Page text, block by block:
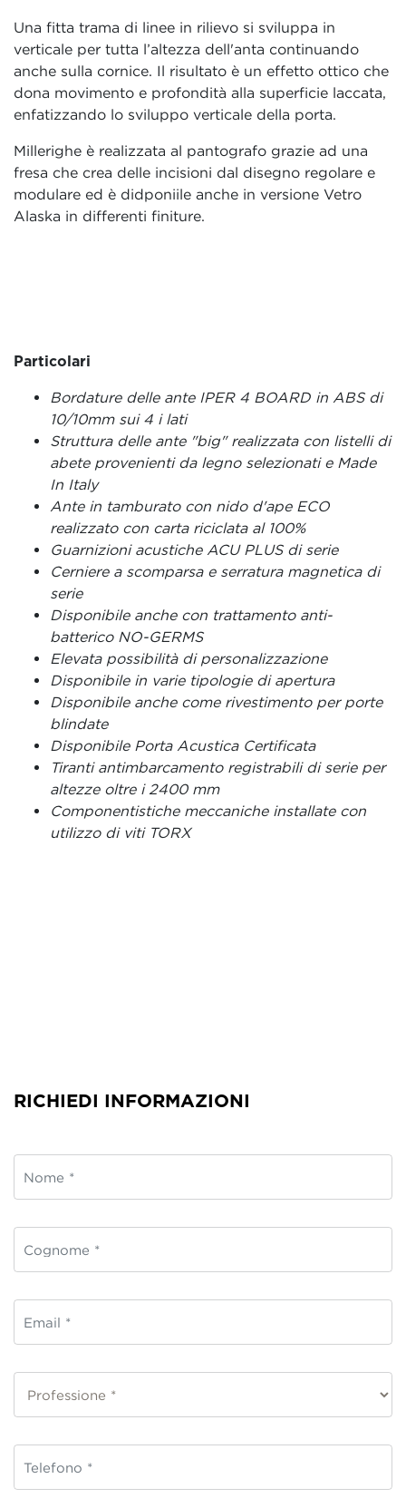
Una fitta trama di linee in rilievo si sviluppa in
verticale per tutta l’altezza dell'anta continuando
anche sulla cornice. Il risultato è un effetto ottico che
dona movimento e profondità alla superficie laccata,
enfatizzando lo sviluppo verticale della porta.
Millerighe è realizzata al pantografo grazie ad una
fresa che crea delle incisioni dal disegno regolare e
modulare ed è didponiile anche in versione Vetro
Alaska in differenti finiture.
Particolari
Bordature delle ante IPER 4 BOARD in ABS di
10/10mm sui 4 i lati
Struttura delle ante "big" realizzata con listelli di
abete provenienti da legno selezionati e Made
In Italy
Ante in tamburato con nido d'ape ECO
realizzato con carta riciclata al 100%
Guarnizioni acustiche ACU PLUS di serie
Cerniere a scomparsa e serratura magnetica di
serie
Disponibile anche con trattamento anti-
batterico NO-GERMS
Elevata possibilità di personalizzazione
Disponibile in varie tipologie di apertura
Disponibile anche come rivestimento per porte
blindate
Disponibile Porta Acustica Certificata
Tiranti antimbarcamento registrabili di serie per
altezze oltre i 2400 mm
Componentistiche meccaniche installate con
utilizzo di viti TORX
RICHIEDI INFORMAZIONI